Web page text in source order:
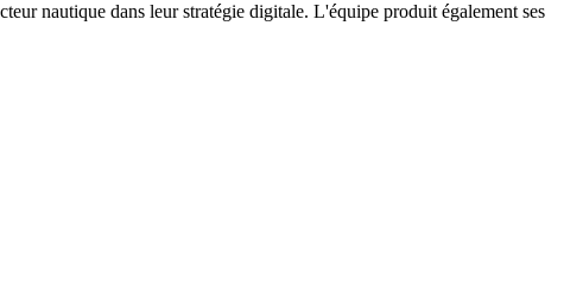
nautique dans leur stratégie digitale. L'équipe produit également ses